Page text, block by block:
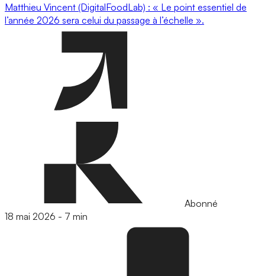
Matthieu Vincent (DigitalFoodLab) : « Le point essentiel de
l’année 2026 sera celui du passage à l’échelle ».
Abonné
18 mai 2026 - 7 min